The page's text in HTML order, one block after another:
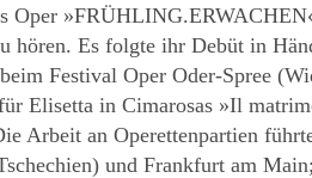
Oper
hören. Es folgte ihr Debüt in
Festival Oper Oder-Spree
Elisetta in Cimarosas »Il
Arbeit an Operettenpartien
und Frankfurt am